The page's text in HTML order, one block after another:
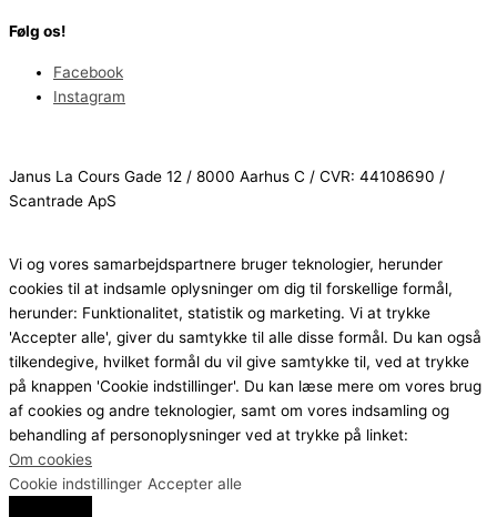
Følg os!
Facebook
Instagram
Janus La Cours Gade 12 / 8000 Aarhus C / CVR: 44108690 /
Scantrade ApS
Vi og vores samarbejdspartnere bruger teknologier, herunder
cookies til at indsamle oplysninger om dig til forskellige formål,
herunder: Funktionalitet, statistik og marketing. Vi at trykke
'Accepter alle', giver du samtykke til alle disse formål. Du kan også
tilkendegive, hvilket formål du vil give samtykke til, ved at trykke
på knappen 'Cookie indstillinger'. Du kan læse mere om vores brug
af cookies og andre teknologier, samt om vores indsamling og
behandling af personoplysninger ved at trykke på linket:
Om cookies
Cookie indstillinger Accepter alle